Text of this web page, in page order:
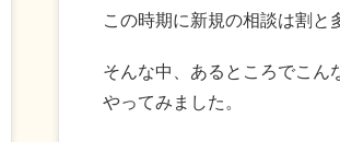
この時期に新規の相談は割と
そんな中、あるところでこん
やってみました。